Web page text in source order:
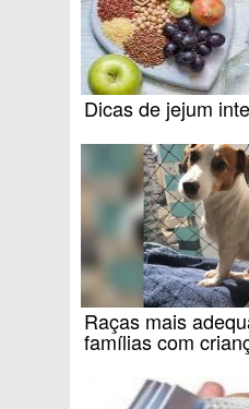
Dicas de jejum
Raças mais
famílias com